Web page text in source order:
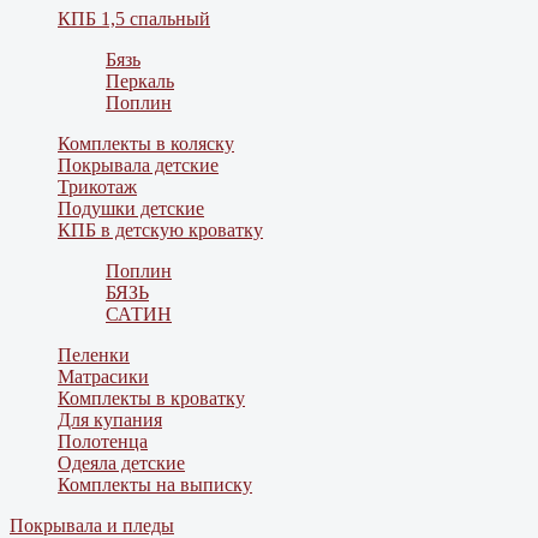
КПБ 1,5 спальный
Бязь
Перкаль
Поплин
Комплекты в коляску
Покрывала детские
Трикотаж
Подушки детские
КПБ в детскую кроватку
Поплин
БЯЗЬ
САТИН
Пеленки
Матрасики
Комплекты в кроватку
Для купания
Полотенца
Одеяла детские
Комплекты на выписку
Покрывала и пледы